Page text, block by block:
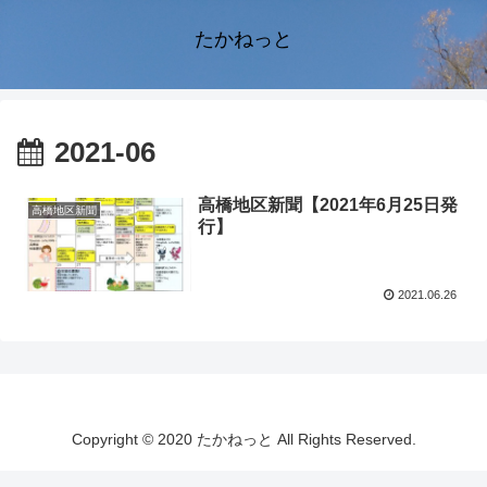
たかねっと
2021-06
高橋地区新聞
高橋地区新聞【2021年6月25日発
行】
2021.06.26
Copyright © 2020 たかねっと All Rights Reserved.